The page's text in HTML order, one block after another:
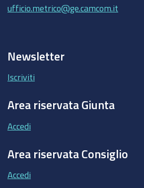
ufficio.metrico@ge.camcom.it
Newsletter
Iscriviti
Area riservata Giunta
Accedi
Area riservata Consiglio
Accedi